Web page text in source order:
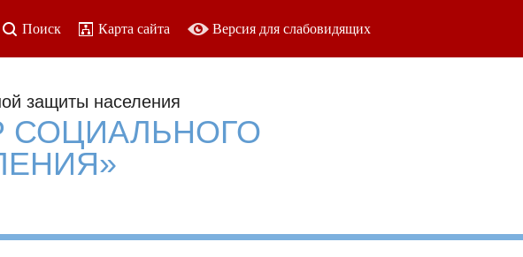
Поиск Карта сайта Версия для слабовидящих
защиты населения
СОЦИАЛЬНОГО